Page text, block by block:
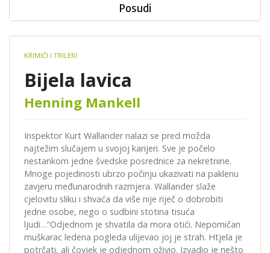
Book
details
KRIMIĆI I TRILERI
Bijela lavica
Henning Mankell
Inspektor Kurt Wallander nalazi se pred možda
najtežim slučajem u svojoj karijeri. Sve je počelo
nestankom jedne švedske posrednice za nekretnine.
Mnoge pojedinosti ubrzo počinju ukazivati na paklenu
zavjeru međunarodnih razmjera. Wallander slaže
cjelovitu sliku i shvaća da više nije riječ o dobrobiti
jedne osobe, nego o sudbini stotina tisuća
ljudi…“Odjednom je shvatila da mora otići. Nepomičan
muškarac ledena pogleda ulijevao joj je strah. Htjela je
potrčati, ali čovjek je odjednom oživio. Izvadio je nešto
Posudi